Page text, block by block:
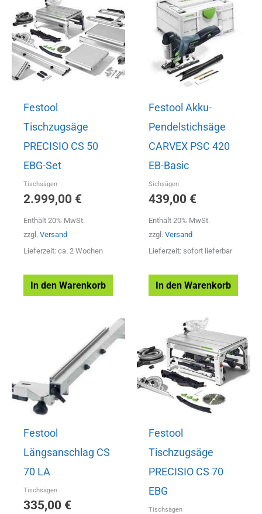
Festool
Tischzugsäge
PRECISIO CS 50
EBG-Set
Tischsägen
2.999,00 €
Enthält 20% MwSt.
zzgl. Versand
Lieferzeit: ca. 2 Wochen
In den Warenkorb
Festool Akku-
Pendelstichsäge
CARVEX PSC 420
EB-Basic
Sichsägen
439,00 €
Enthält 20% MwSt.
zzgl. Versand
Lieferzeit: sofort lieferbar
In den Warenkorb
Festool
Längsanschlag CS
70 LA
Tischsägen
335,00 €
Festool
Tischzugsäge
PRECISIO CS 70
EBG
Tischsägen